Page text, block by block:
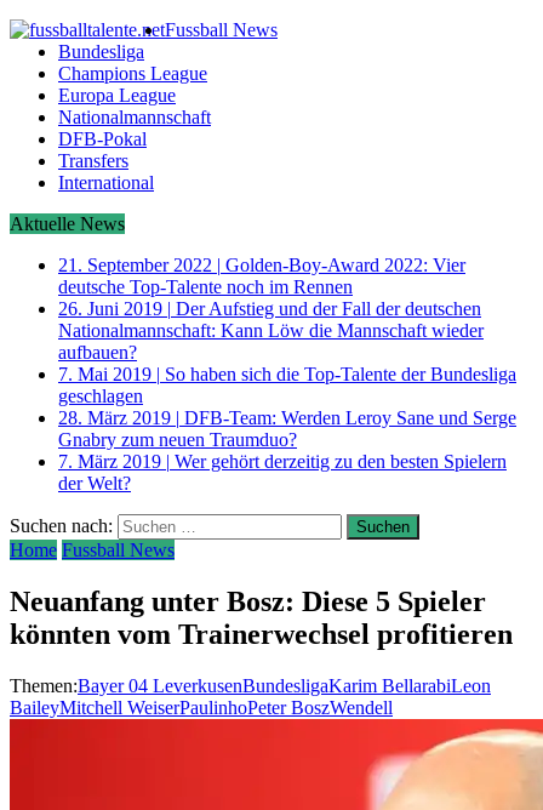
Fussball News
Bundesliga
Champions League
Europa League
Nationalmannschaft
DFB-Pokal
Transfers
International
Aktuelle News
21. September 2022 | Golden-Boy-Award 2022: Vier
deutsche Top-Talente noch im Rennen
26. Juni 2019 | Der Aufstieg und der Fall der deutschen
Nationalmannschaft: Kann Löw die Mannschaft wieder
aufbauen?
7. Mai 2019 | So haben sich die Top-Talente der Bundesliga
geschlagen
28. März 2019 | DFB-Team: Werden Leroy Sane und Serge
Gnabry zum neuen Traumduo?
7. März 2019 | Wer gehört derzeitig zu den besten Spielern
der Welt?
Suchen nach:
Home Fussball News
Neuanfang unter Bosz: Diese 5 Spieler
könnten vom Trainerwechsel profitieren
Themen:Bayer 04 LeverkusenBundesligaKarim BellarabiLeon
BaileyMitchell WeiserPaulinhoPeter BoszWendell